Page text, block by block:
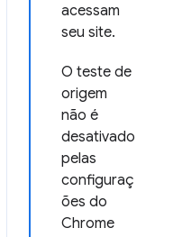
acessam
seu site.
O teste de
origem
não é
desativado
pelas
configuraç
ões do
Chrome